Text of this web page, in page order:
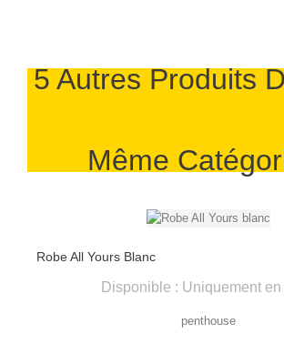
5 Autres Produits
Même
Robe All Yours Blanc
Disponible : Uniquement
penthouse